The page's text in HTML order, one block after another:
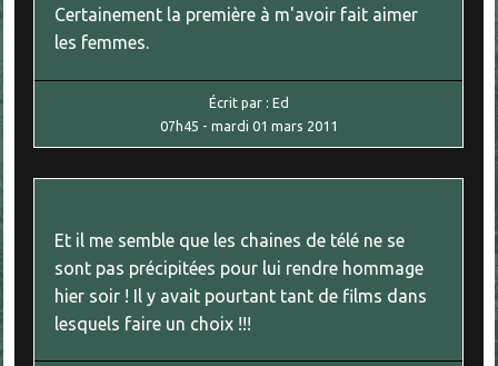
Certainement la première à m'avoir fait aimer
les femmes.
Écrit par : Ed
07h45 - mardi 01 mars 2011
Et il me semble que les chaines de télé ne se
sont pas précipitées pour lui rendre hommage
hier soir ! Il y avait pourtant tant de films dans
lesquels faire un choix !!!